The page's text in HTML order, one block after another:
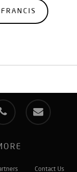
email
Contact Us